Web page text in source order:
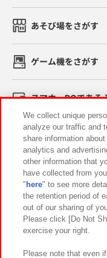
あそび場をさがす
ゲーム機をさがす
スマホ・PCであそ
イベント・キャンペ
関連会社 サ
プライバシーポリシー
お取引先さまと
カスタマーハラスメント
We collect unique
analyze our traffic and
share information
analytics and
other information that
have collected from
" here" to see more
the retention period of
out of our sharing of
Please click [Do Not
exercise your right.
Please note that even